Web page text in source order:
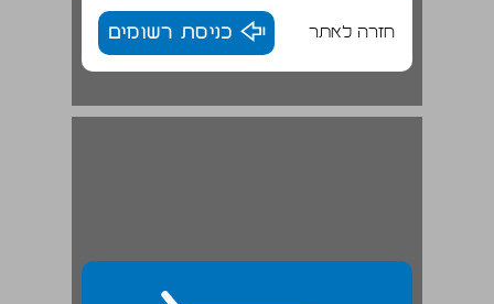
חזרה לאתר כניסת רשומים